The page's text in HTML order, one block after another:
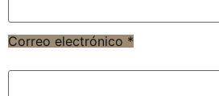
Correo electrónico *